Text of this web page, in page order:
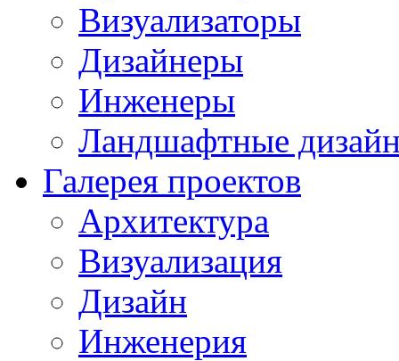
Визуализаторы
Дизайнеры
Инженеры
Ландшафтные
Галерея проектов
Архитектура
Визуализация
Дизайн
Инженерия